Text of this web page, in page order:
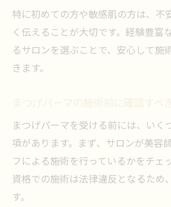
特に初めての方や敏感肌の方は、不
く伝えることが大切です。経験豊富
るサロンを選ぶことで、安心して施
きます。
まつげパーマの施術前に確認すべ
まつげパーマを受ける前には、いく
項があります。まず、サロンが美容
フによる施術を行っているかをチェ
資格での施術は法律違反となるため
す。